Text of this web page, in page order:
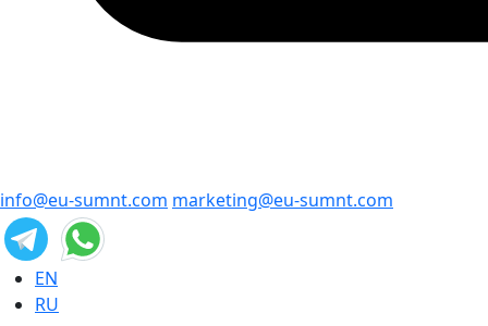
info@eu-sumnt.com marketing@eu-sumnt.com
EN
RU